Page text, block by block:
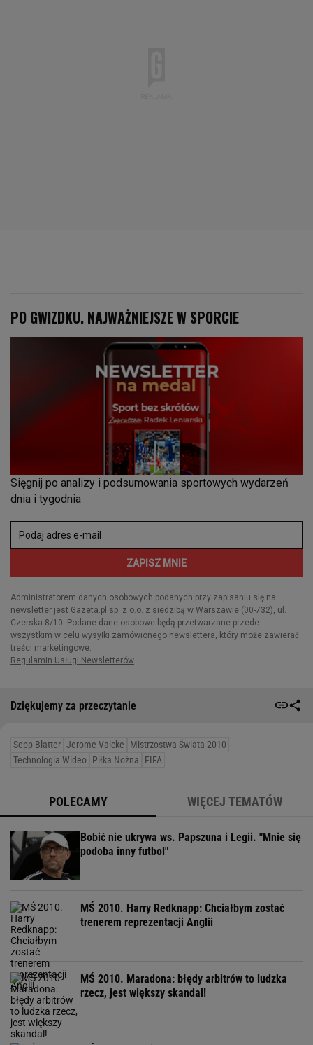
Dziękujemy za przeczytanie
Sepp Blatter Jerome Valcke
Mistrzostwa Świata 2010
Technologia Wideo Piłka Nożna FIFA
POLECAMY WIĘCEJ TEMATÓW
Bobić nie ukrywa ws. Papszuna i Legii. "Mnie się
podoba inny futbol"
MŚ 2010. Harry Redknapp: Chciałbym zostać
trenerem reprezentacji Anglii
MŚ 2010. Maradona: błędy arbitrów to ludzka
rzecz, jest większy skandal!